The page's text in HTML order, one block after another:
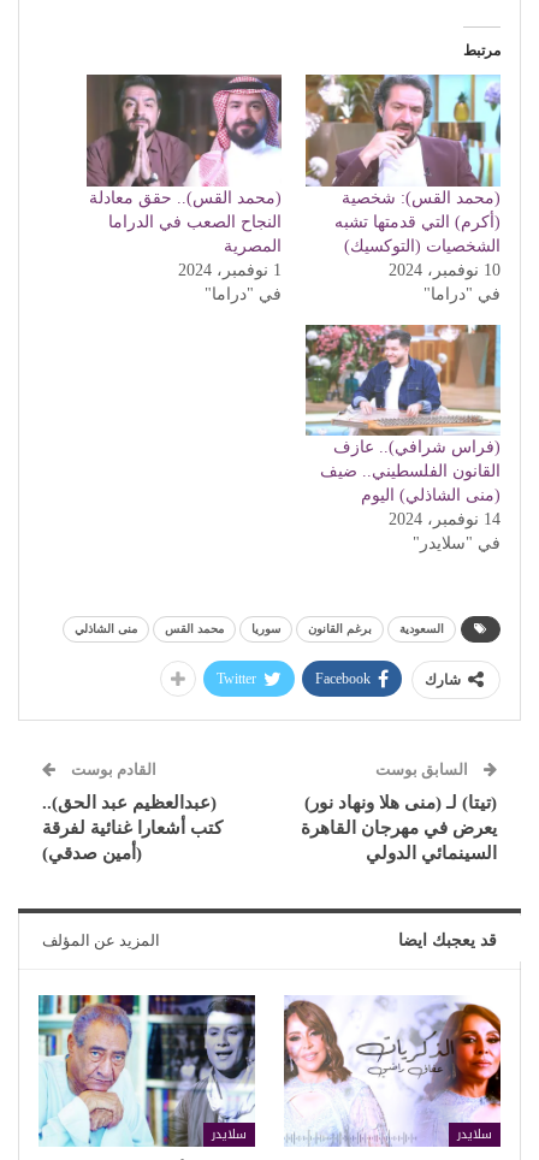
مرتبط
(محمد القس): شخصية
(أكرم) التي قدمتها تشبه
الشخصيات (التوكسيك)
10 نوفمبر، 2024
في "دراما"
(محمد القس).. حقق معادلة
النجاح الصعب في الدراما
المصرية
1 نوفمبر، 2024
في "دراما"
(فراس شرافي).. عازف
القانون الفلسطيني.. ضيف
(منى الشاذلي) اليوم
14 نوفمبر، 2024
في "سلايدر"
السعودية برغم القانون سوريا محمد القس منى الشاذلي
شارك Facebook
Twitter
السابق بوست
(تيتا) لـ (منى هلا ونهاد نور)
يعرض في مهرجان القاهرة
السينمائي الدولي
القادم بوست
(عبدالعظيم عبد الحق)..
كتب أشعارا غنائية لفرقة
(أمين صدقي)
قد يعجبك ايضا المزيد عن المؤلف
سلايدر سلايدر